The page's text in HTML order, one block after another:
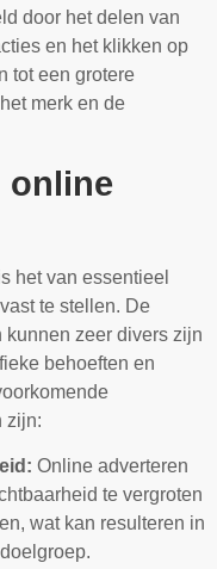
door het delen van
en het klikken op
tot een grotere
merk en de
online
het van essentieel
te stellen. De
zeer divers zijn
behoeften en
zijn:
Online adverteren
te vergroten
wat kan resulteren in